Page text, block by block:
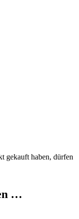
gekauft haben, dürfen
…